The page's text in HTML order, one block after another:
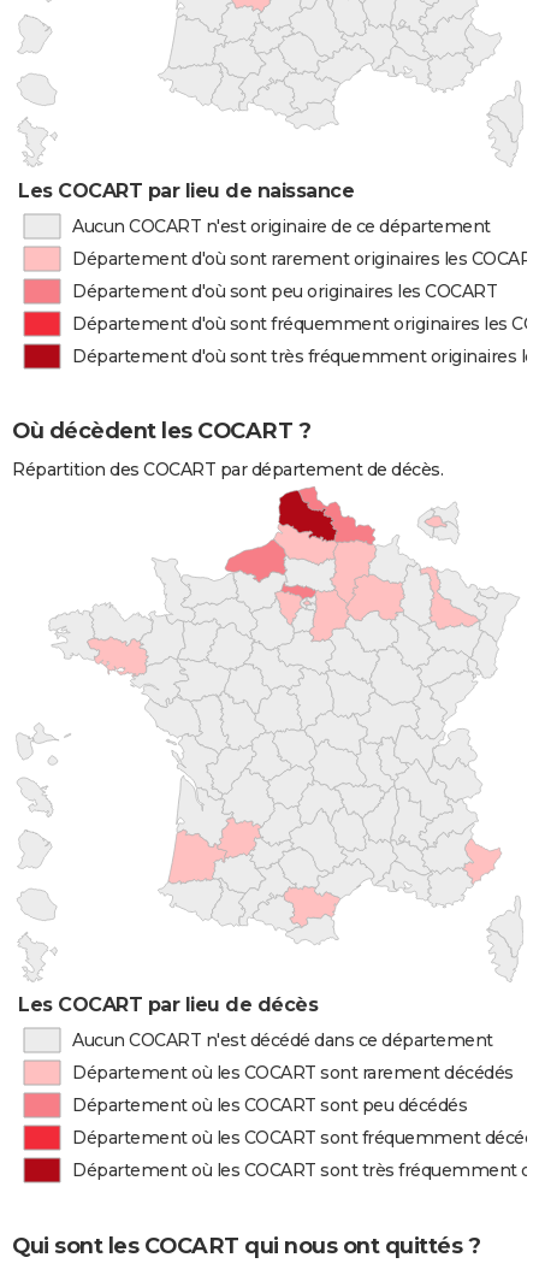
Les COCART par lieu de naissance
Aucun COCART n'est originaire de ce département
Département d'où sont rarement originaires les
Département d'où sont peu originaires les COCART
Département d'où sont fréquemment originaires les
Département d'où sont très fréquemment originaires
Où décèdent les COCART ?
Répartition des COCART par département de décès.
Les COCART par lieu de décès
Aucun COCART n'est décédé dans ce département
Département où les COCART sont rarement décédés
Département où les COCART sont peu décédés
Département où les COCART sont fréquemment
Département où les COCART sont très fréquemment
Qui sont les COCART qui nous ont quittés ?